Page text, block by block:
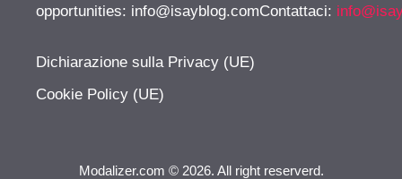
opportunities: info@isayblog.comContattaci:
Dichiarazione sulla Privacy (UE)
Cookie Policy (UE)
Modalizer.com © 2026. All right reserverd.